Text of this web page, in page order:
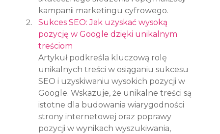
kampanii marketingu cyfrowego.
Sukces SEO: Jak uzyskać wysoką
pozycję w Google dzięki unikalnym
treściom
Artykuł podkreśla kluczową rolę
unikalnych treści w osiąganiu sukcesu
SEO i uzyskiwaniu wysokich pozycji w
Google. Wskazuje, że unikalne treści są
istotne dla budowania wiarygodności
strony internetowej oraz poprawy
pozycji w wynikach wyszukiwania,